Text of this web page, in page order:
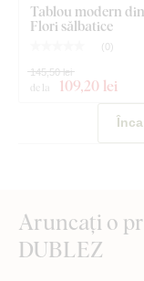
Tablou modern
Flori sălbatice
( 0)
de la 109,20 lei
145,50 lei
Aruncați o
DUBLEZ